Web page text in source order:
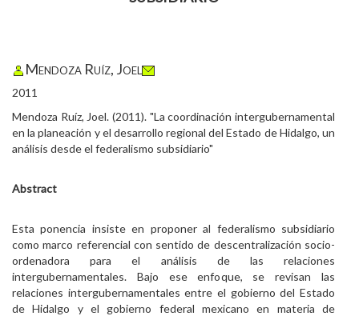
Mendoza Ruíz, Joel
2011
Mendoza Ruíz, Joel. (2011). "La coordinación intergubernamental
en la planeación y el desarrollo regional del Estado de Hidalgo, un
análisis desde el federalismo subsidiario"
Abstract
Esta ponencia insiste en proponer al federalismo subsidiario
como marco referencial con sentido de descentralización socio-
ordenadora para el análisis de las relaciones
intergubernamentales. Bajo ese enfoque, se revisan las
relaciones intergubernamentales entre el gobierno del Estado
de Hidalgo y el gobierno federal mexicano en materia de